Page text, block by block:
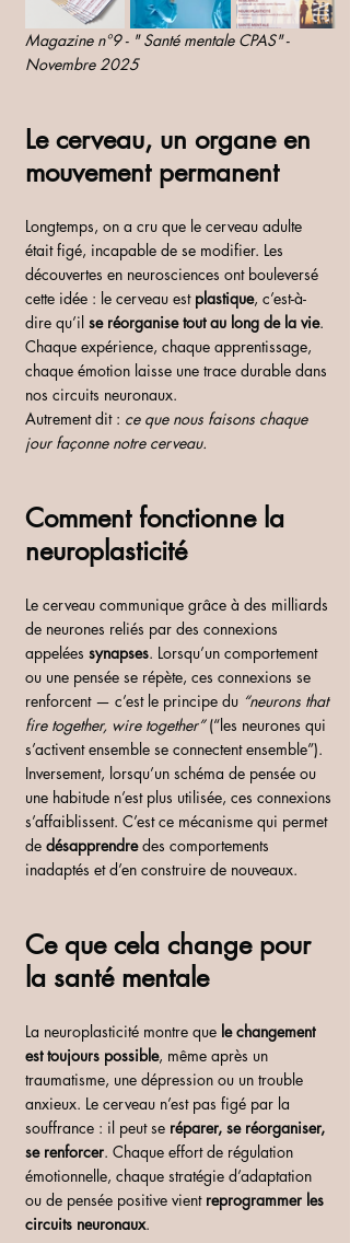
Magazine n°9 - " Santé mentale CPAS" -
Novembre 2025
Le cerveau, un organe en
mouvement permanent
Longtemps, on a cru que le cerveau adulte
était figé, incapable de se modifier. Les
découvertes en neurosciences ont bouleversé
cette idée : le cerveau est plastique, c’est-à-
dire qu’il se réorganise tout au long de la vie.
Chaque expérience, chaque apprentissage,
chaque émotion laisse une trace durable dans
nos circuits neuronaux.
Autrement dit : ce que nous faisons chaque
jour façonne notre cerveau.
Comment fonctionne la
neuroplasticité
Le cerveau communique grâce à des milliards
de neurones reliés par des connexions
appelées synapses. Lorsqu’un comportement
ou une pensée se répète, ces connexions se
renforcent — c’est le principe du “neurons that
fire together, wire together” (“les neurones qui
s’activent ensemble se connectent ensemble”).
Inversement, lorsqu’un schéma de pensée ou
une habitude n’est plus utilisée, ces connexions
s’affaiblissent. C’est ce mécanisme qui permet
de désapprendre des comportements
inadaptés et d’en construire de nouveaux.
Ce que cela change pour
la santé mentale
La neuroplasticité montre que le changement
est toujours possible, même après un
traumatisme, une dépression ou un trouble
anxieux. Le cerveau n’est pas figé par la
souffrance : il peut se réparer, se réorganiser,
se renforcer. Chaque effort de régulation
émotionnelle, chaque stratégie d’adaptation
ou de pensée positive vient reprogrammer les
circuits neuronaux.